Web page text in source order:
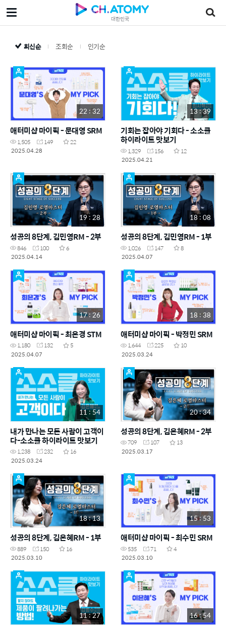
대한민국
최신순 조회순 인기순
22 : 32
애터미샵 마이픽 - 문대영 SRM
1,505 149
22
2025.04.28
13 : 39
기회는 잡아야 기회다 - 소소클
하이라이트 맛보기
1,329 156
12
2025.04.21
19 : 28
성공의 8단계, 김민영RM - 2부
846 100
6
2025.04.14
18 : 08
성공의 8단계, 김민영RM - 1부
1,026 147
8
2025.04.07
17 : 26
애터미샵 마이픽 - 최은경 STM
1,180 132
5
2025.04.07
18 : 38
애터미샵 마이픽 - 박정민 SRM
1,644 225
10
2025.03.24
11 : 54
내가 만나는 모든 사람이 고객이
다-소소클 하이라이트 맛보기
1,238 232
16
2025.03.24
20 : 34
성공의 8단계, 김은혜RM - 2부
709 107
13
2025.03.17
18 : 13
성공의 8단계, 김은혜RM - 1부
889 150
16
2025.03.10
15 : 53
애터미샵 마이픽 - 최수민 SRM
535 71
4
2025.03.10
11 : 27 16 : 54